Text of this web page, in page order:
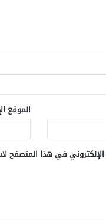
الموقع
في هذا المتصفح